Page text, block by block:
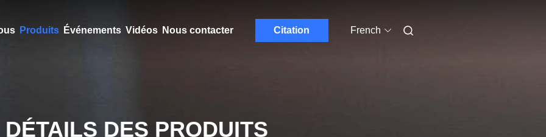
Produits Événements Vidéos Nous contacter Citation French
DÉTAILS DES PRODUITS